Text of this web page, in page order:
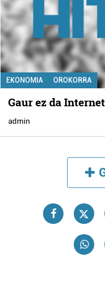
EKONOMIA OROKORRA
Gaur ez da
admin